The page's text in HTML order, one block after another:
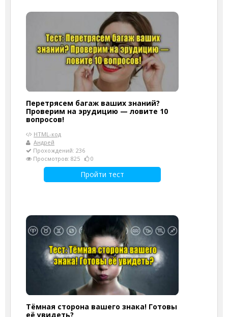
Перетрясем багаж ваших знаний?
Проверим на эрудицию — ловите 10
вопросов!
HTML-код
Андрей
Прохождений: 236
Просмотров: 825
0
Пройти тест
Тёмная сторона вашего знака! Готовы
её увидеть?